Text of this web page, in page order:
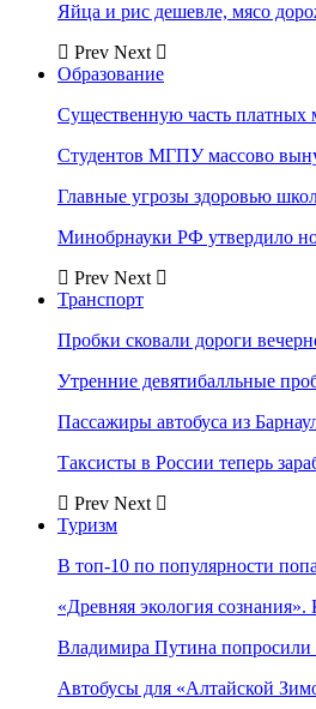
Яйца и рис дешевле, мясо
Prev Next
Образование
Существенную часть платных
Студентов МГПУ массово
Главные угрозы здоровью
Минобрнауки РФ утвердило
Prev Next
Транспорт
Пробки сковали дороги
Утренние девятибалльные
Пассажиры автобуса из
Таксисты в России теперь
Prev Next
Туризм
В топ-10 по популярности
«Древняя экология
Владимира Путина попросили
Автобусы для «Алтайской